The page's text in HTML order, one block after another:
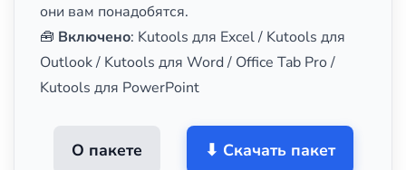
они вам понадобятся.
🧰 Включено: Kutools для Excel / Kutools для
Outlook / Kutools для Word / Office Tab Pro /
Kutools для PowerPoint
О пакете ⬇ Скачать пакет